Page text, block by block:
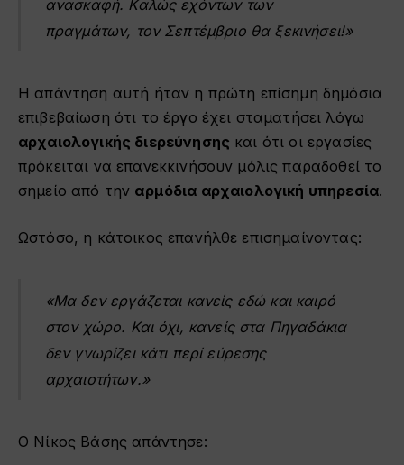
ανασκαφή. Καλώς εχόντων των
πραγμάτων, τον Σεπτέμβριο θα ξεκινήσει!»
Η απάντηση αυτή ήταν η πρώτη επίσημη δημόσια
επιβεβαίωση ότι το έργο έχει σταματήσει λόγω
αρχαιολογικής διερεύνησης και ότι οι εργασίες
πρόκειται να επανεκκινήσουν μόλις παραδοθεί το
σημείο από την αρμόδια αρχαιολογική υπηρεσία.
Ωστόσο, η κάτοικος επανήλθε επισημαίνοντας:
«Μα δεν εργάζεται κανείς εδώ και καιρό
στον χώρο. Και όχι, κανείς στα Πηγαδάκια
δεν γνωρίζει κάτι περί εύρεσης
αρχαιοτήτων.»
Ο Νίκος Βάσης απάντησε: